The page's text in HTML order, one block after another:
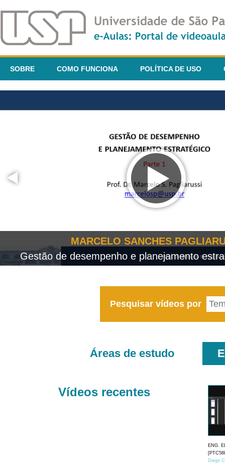
SOBRE COMO FUNCIONA POLÍTICA DE USO
MARCELO SANCHES
Gestão de desempenho e planejamento
Pesquisar vídeos por
Áreas de estudo
Vídeos recentes
ENG.
Diego